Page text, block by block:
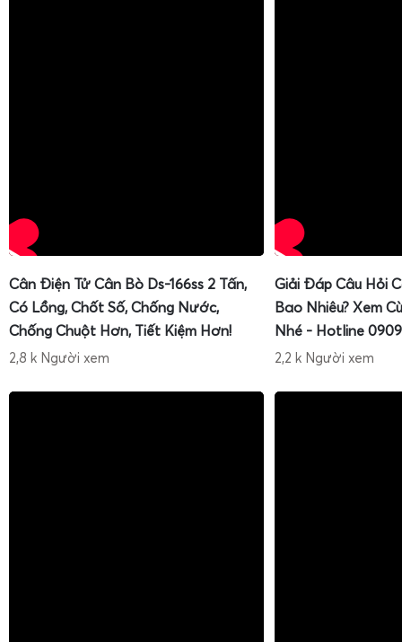
Việc sử dụng đúng tải trọng nhưcân sọt sầu riêng 100kg
sầu riêng 200kgcho sọt trung bình, hoặccân sọt sầu riêng
giúp hệ thống cân hoạt động ổn định, hạn chế hư hỏng
độ chính xác lâu dài.
Cân điện tử cân đóng rổ sầu riêng xuất khẩu 100kg
Cân Điện Tử Cân Bò Ds-166ss 2 Tấn,
Có Lồng, Chốt Số, Chống Nước,
Chống Chuột Hơn, Tiết Kiệm Hơn!
2,8 k Người xem
Giải Đáp Câu Hỏi
Bao Nhiêu? Xem
Nhé - Hotline
2,2 k Người xem